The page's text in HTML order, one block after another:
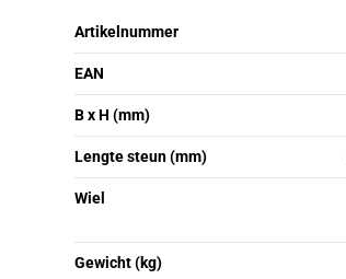
Artikelnummer
EAN
B x H (mm)
Lengte steun (mm)
Wiel
Gewicht (kg)